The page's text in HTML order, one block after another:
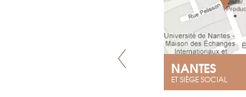
NANTES
ET SIÈGE SOCIAL